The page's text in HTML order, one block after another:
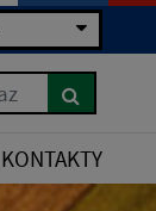
KONTAKTY